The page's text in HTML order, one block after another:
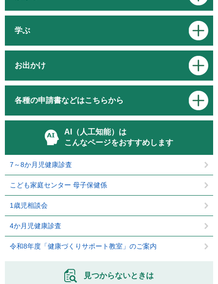
学ぶ
お出かけ
各種の申請書などはこちらから
AI（人工知能）は
こんなページをおすすめします
7～8か月児健康診査
こども家庭センター 母子保健係
1歳児相談会
4か月児健康診査
令和8年度「健康づくりサポート教室」のご案内
見つからないときは